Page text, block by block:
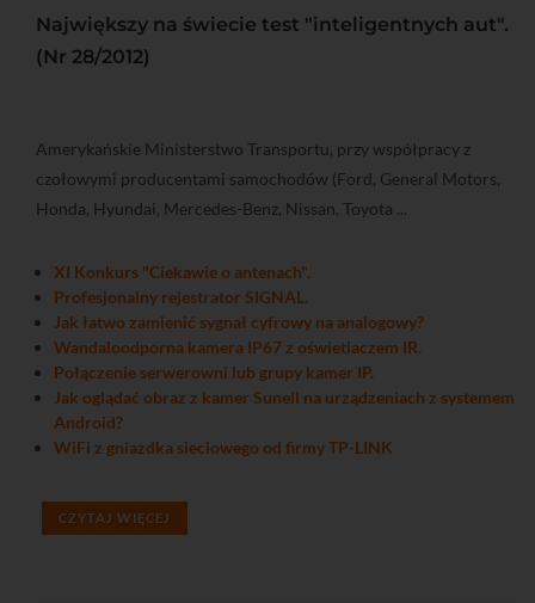
Największy na świecie test "inteligentnych aut".
(Nr 28/2012)
Amerykańskie Ministerstwo Transportu, przy współpracy z
czołowymi producentami samochodów (Ford, General Motors,
Honda, Hyundai, Mercedes-Benz, Nissan, Toyota ...
XI Konkurs "Ciekawie o antenach".
Profesjonalny rejestrator SIGNAL.
Jak łatwo zamienić sygnał cyfrowy na analogowy?
Wandaloodporna kamera IP67 z oświetlaczem IR.
Połączenie serwerowni lub grupy kamer IP.
Jak oglądać obraz z kamer Sunell na urządzeniach z systemem
Android?
WiFi z gniazdka sieciowego od firmy TP-LINK
CZYTAJ WIĘCEJ